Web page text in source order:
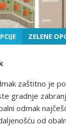
ZELENE
zaštitno je
gradnje
odmak
od